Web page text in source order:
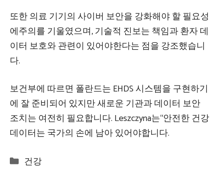
또한 의료 기기의 사이버 보안을 강화해야 할 필요성
에주의를 기울였으며, 기술적 진보는 책임과 환자 데
이터 보호와 관련이 있어야한다는 점을 강조했습니
다.
보건부에 따르면 폴란드는 EHDS 시스템을 구현하기
에 잘 준비되어 있지만 새로운 기관과 데이터 보안
조치는 여전히 필요합니다. Leszczyna는“안전한 건강
데이터는 국가의 손에 남아 있어야합니다.
Categories
건강